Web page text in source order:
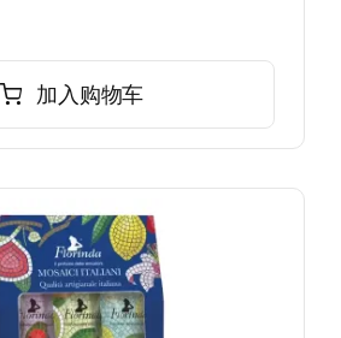
加入购物车